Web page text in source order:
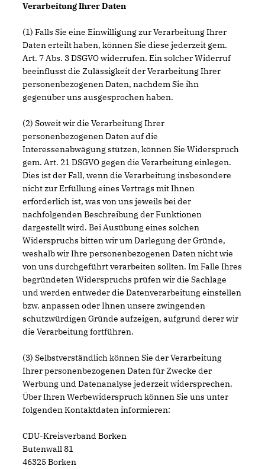
Verarbeitung Ihrer Daten
(1) Falls Sie eine Einwilligung zur Verarbeitung Ihrer
Daten erteilt haben, können Sie diese jederzeit gem.
Art. 7 Abs. 3 DSGVO widerrufen. Ein solcher Widerruf
beeinflusst die Zulässigkeit der Verarbeitung Ihrer
personenbezogenen Daten, nachdem Sie ihn
gegenüber uns ausgesprochen haben.
(2) Soweit wir die Verarbeitung Ihrer
personenbezogenen Daten auf die
Interessenabwägung stützen, können Sie Widerspruch
gem. Art. 21 DSGVO gegen die Verarbeitung einlegen.
Dies ist der Fall, wenn die Verarbeitung insbesondere
nicht zur Erfüllung eines Vertrags mit Ihnen
erforderlich ist, was von uns jeweils bei der
nachfolgenden Beschreibung der Funktionen
dargestellt wird. Bei Ausübung eines solchen
Widerspruchs bitten wir um Darlegung der Gründe,
weshalb wir Ihre personenbezogenen Daten nicht wie
von uns durchgeführt verarbeiten sollten. Im Falle Ihres
begründeten Widerspruchs prüfen wir die Sachlage
und werden entweder die Datenverarbeitung einstellen
bzw. anpassen oder Ihnen unsere zwingenden
schutzwürdigen Gründe aufzeigen, aufgrund derer wir
die Verarbeitung fortführen.
(3) Selbstverständlich können Sie der Verarbeitung
Ihrer personenbezogenen Daten für Zwecke der
Werbung und Datenanalyse jederzeit widersprechen.
Über Ihren Werbewiderspruch können Sie uns unter
folgenden Kontaktdaten informieren:
CDU-Kreisverband Borken
Butenwall 81
46325 Borken